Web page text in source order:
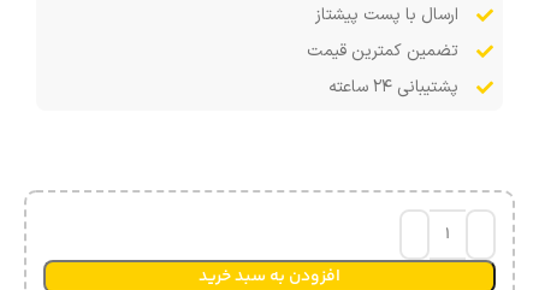
ارسال با پست پیشتاز
تضمین کمترین قیمت
پشتیبانی ۲۴ ساعته
افزودن به سبد خرید